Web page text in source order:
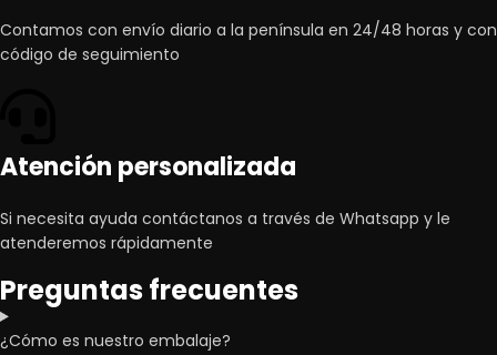
Contamos con envío diario a la península en 24/48 horas y con
código de seguimiento
Atención personalizada
Si necesita ayuda contáctanos a través de Whatsapp y le
atenderemos rápidamente
Preguntas frecuentes
¿Cómo es nuestro embalaje?